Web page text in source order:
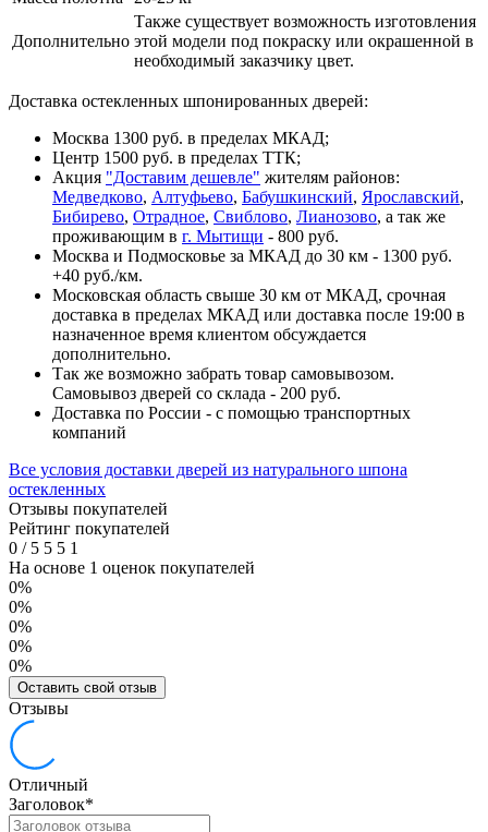
Дополнительно
Также существует возможность изготовления
этой модели под покраску или окрашенной в
необходимый заказчику цвет.
Доставка остекленных шпонированных дверей:
Москва 1300 руб. в пределах МКАД;
Центр 1500 руб. в пределах ТТК;
Акция "Доставим дешевле" жителям районов:
Медведково, Алтуфьево, Бабушкинский, Ярославский,
Бибирево, Отрадное, Свиблово, Лианозово, а так же
проживающим в г. Мытищи - 800 руб.
Москва и Подмосковье за МКАД до 30 км - 1300 руб.
+40 руб./км.
Московская область свыше 30 км от МКАД, срочная
доставка в пределах МКАД или доставка после 19:00 в
назначенное время клиентом обсуждается
дополнительно.
Так же возможно забрать товар самовывозом.
Самовывоз дверей со склада - 200 руб.
Доставка по России - с помощью транспортных
компаний
Все условия доставки дверей из натурального шпона
остекленных
Отзывы покупателей
Рейтинг покупателей
0 /5 5 5 1
На основе 1 оценок покупателей
0%
0%
0%
0%
0%
Оставить свой отзыв
Отзывы
Отличный
Заголовок*